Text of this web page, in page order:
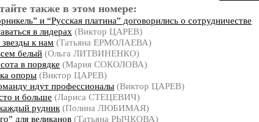
также в этом номере:
и “Русская платина” договорились о сотрудничестве
в лидерах (Виктор ЦАРЕВ)
к нам (Татьяна ЕРМОЛАЕВА)
белый (Ольга ЛИТВИНЕНКО)
в порядке (Мария СОКОЛОВА)
опоры (Виктор ЦАРЕВ)
идут профессионалы (Виктор ЦАРЕВ)
и больше (Лариса СТЕЦЕВИЧ)
рудник (Полина ЛЮБИМАЯ)
для великанов (Татьяна РЫЧКОВА)